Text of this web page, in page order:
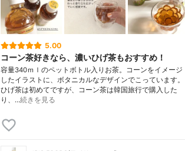
5.00
コーン茶好きなら、濃いひげ茶もおすすめ！
容量340ｍｌのペットボトル入りお茶。コーンをイメージ
したイラストに、ボタニカルなデザインでこっています。
ひげ茶は初めてですが、コーン茶は韓国旅行で購入した
り、…続きを見る